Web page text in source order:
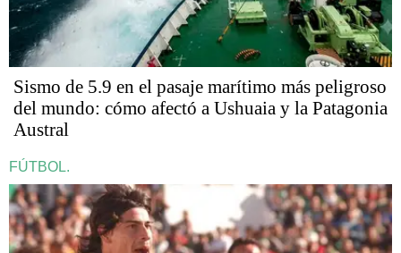
Sismo de 5.9 en el pasaje marítimo más peligroso
del mundo: cómo afectó a Ushuaia y la Patagonia
Austral
FÚTBOL.